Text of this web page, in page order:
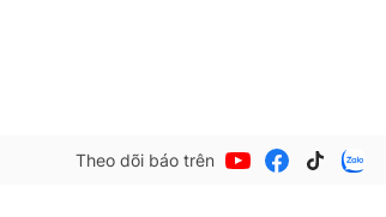
Theo dõi báo trên